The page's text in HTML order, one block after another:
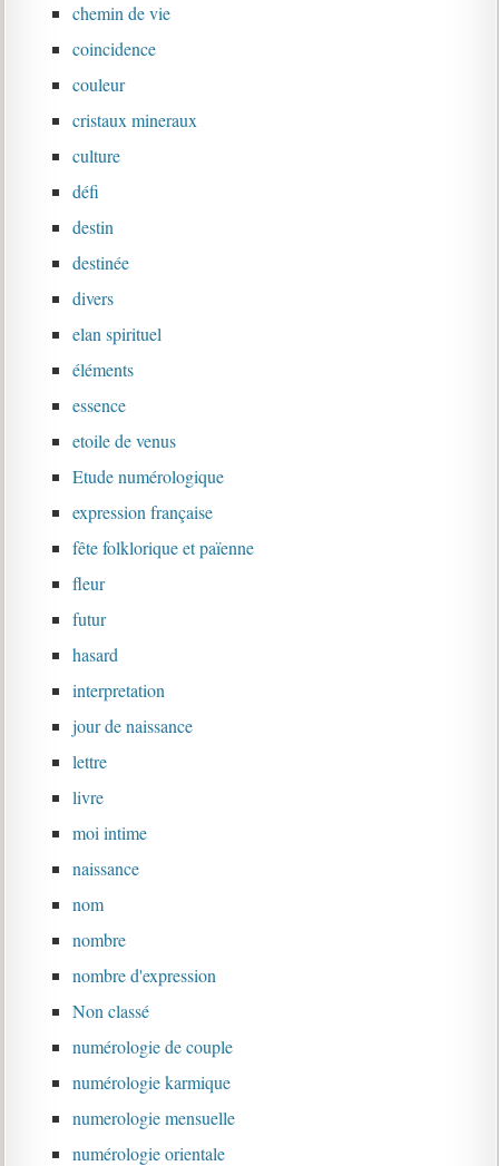
chemin de vie
coincidence
couleur
cristaux mineraux
culture
défi
destin
destinée
divers
elan spirituel
éléments
essence
etoile de venus
Etude numérologique
expression française
fête folklorique et païenne
fleur
futur
hasard
interpretation
jour de naissance
lettre
livre
moi intime
naissance
nom
nombre
nombre d'expression
Non classé
numérologie de couple
numérologie karmique
numerologie mensuelle
numérologie orientale